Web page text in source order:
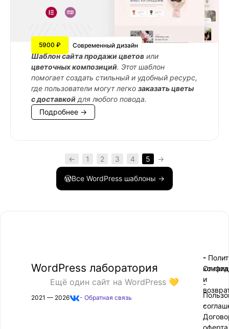
5900 ₽ Современный дизайн
Шаблон сайта продажи цветов или
цветочных композиций. Этот шаблон
помогает создать стильный и удобный ресурс,
где пользователи могут легко заказать цветы
с доставкой для любого повода.
Подробнее →
← 1 2 3 4 5 →
Все WordPress шаблоны →
WordPress лаборатория
Ещё один сайт на WordPress 💛
2021 — 2026 - Обратная связь
-
-
-
Оплата
и
-